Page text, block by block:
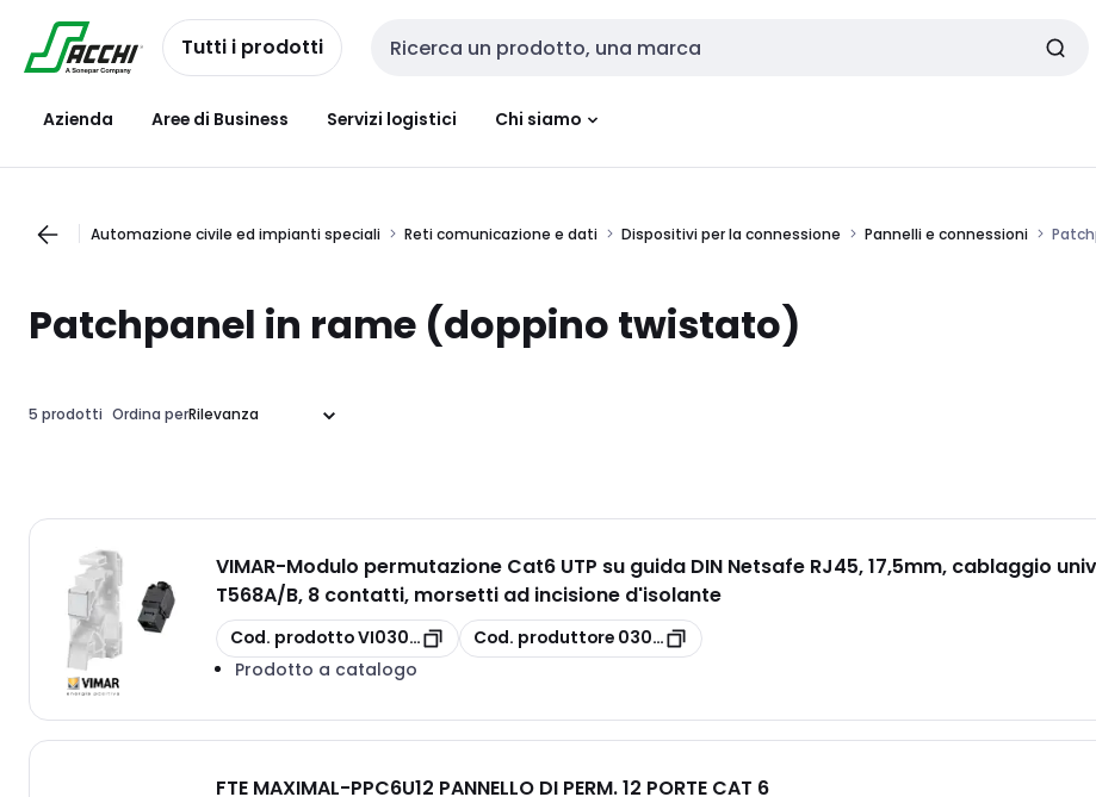
navigazione
Salta al
contenutoTutti i prodotti Cerca input
Azienda Aree di Business Servizi logistici Chi siamo
Automazione civile ed impianti speciali Reti comunicazione e dati Dispositivi per la connessione Pannelli e connessioni
Patchpanel in rame (doppino twistato)
5 prodotti Ordina per
VIMAR-Modulo permutazione Cat6 UTP su guida DIN Netsafe RJ45, 17,5mm, cablaggio
T568A/B, 8 contatti, morsetti ad incisione d'isolante
copia
Cod. prodottoVI03002.13 copia
Cod. produttore 03002.13
Prodotto a catalogo
FTE MAXIMAL-PPC6U12 PANNELLO DI PERM. 12 PORTE CAT 6